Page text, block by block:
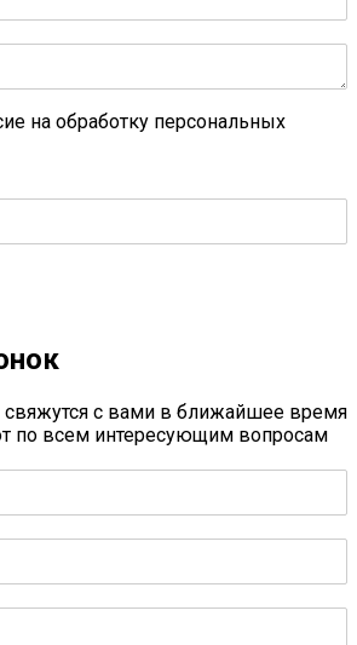
на обработку персональных
с вами в ближайшее время
по всем интересующим вопросам